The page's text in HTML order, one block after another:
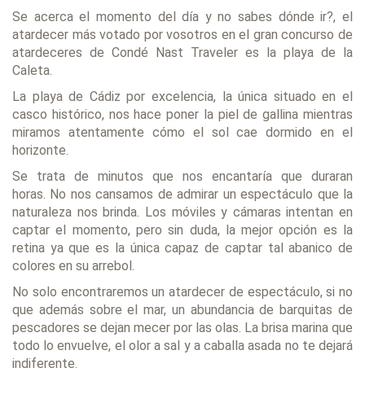
Se acerca el momento del día y no sabes dónde ir?, el
atardecer más votado por vosotros en el gran concurso de
atardeceres de Condé Nast Traveler es la playa de la
Caleta.
La playa de Cádiz por excelencia, la única situado en el
casco histórico, nos hace poner la piel de gallina mientras
miramos atentamente cómo el sol cae dormido en el
horizonte.
Se trata de minutos que nos encantaría que duraran
horas. No nos cansamos de admirar un espectáculo que la
naturaleza nos brinda. Los móviles y cámaras intentan en
captar el momento, pero sin duda, la mejor opción es la
retina ya que es la única capaz de captar tal abanico de
colores en su arrebol.
No solo encontraremos un atardecer de espectáculo, si no
que además sobre el mar, un abundancia de barquitas de
pescadores se dejan mecer por las olas. La brisa marina que
todo lo envuelve, el olor a sal y a caballa asada no te dejará
indiferente.